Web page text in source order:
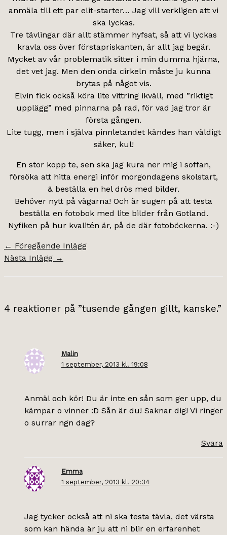
anmäla till ett par elit-starter… Jag vill verkligen att vi
ska lyckas.
Tre tävlingar där allt stämmer hyfsat, så att vi lyckas
kravla oss över förstapriskanten, är allt jag begär.
Mycket av vår problematik sitter i min dumma hjärna,
det vet jag. Men den onda cirkeln måste ju kunna
brytas på något vis.
Elvin fick också köra lite vittring ikväll, med ”riktigt
upplägg” med pinnarna på rad, för vad jag tror är
första gången.
Lite tugg, men i själva pinnletandet kändes han väldigt
säker, kul!
En stor kopp te, sen ska jag kura ner mig i soffan,
försöka att hitta energi inför morgondagens skolstart,
& beställa en hel drös med bilder.
Behöver nytt på vägarna! Och är sugen på att testa
beställa en fotobok med lite bilder från Gotland.
Nyfiken på hur kvalitén är, på de där fotoböckerna. :-)
← Föregående Inlägg
Nästa Inlägg →
4 reaktioner på ”tusende gången gillt, kanske.”
Malin
1 september, 2013 kl. 19:08
Anmäl och kör! Du är inte en sån som ger upp, du
kämpar o vinner :D Sån är du! Saknar dig! Vi ringer
o surrar ngn dag?
Svara
Emma
1 september, 2013 kl. 20:34
Jag tycker också att ni ska testa tävla, det värsta
som kan hända är ju att ni blir en erfarenhet